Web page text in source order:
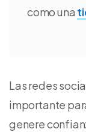
como una
Las redes
importante
genere